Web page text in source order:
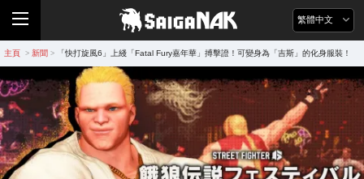
繁體中文
主頁 > 新聞 > 「快打旋風6」上綫「Fatal Fury嘉年華」搏擊證！可變身為「吉斯」的化身服裝！